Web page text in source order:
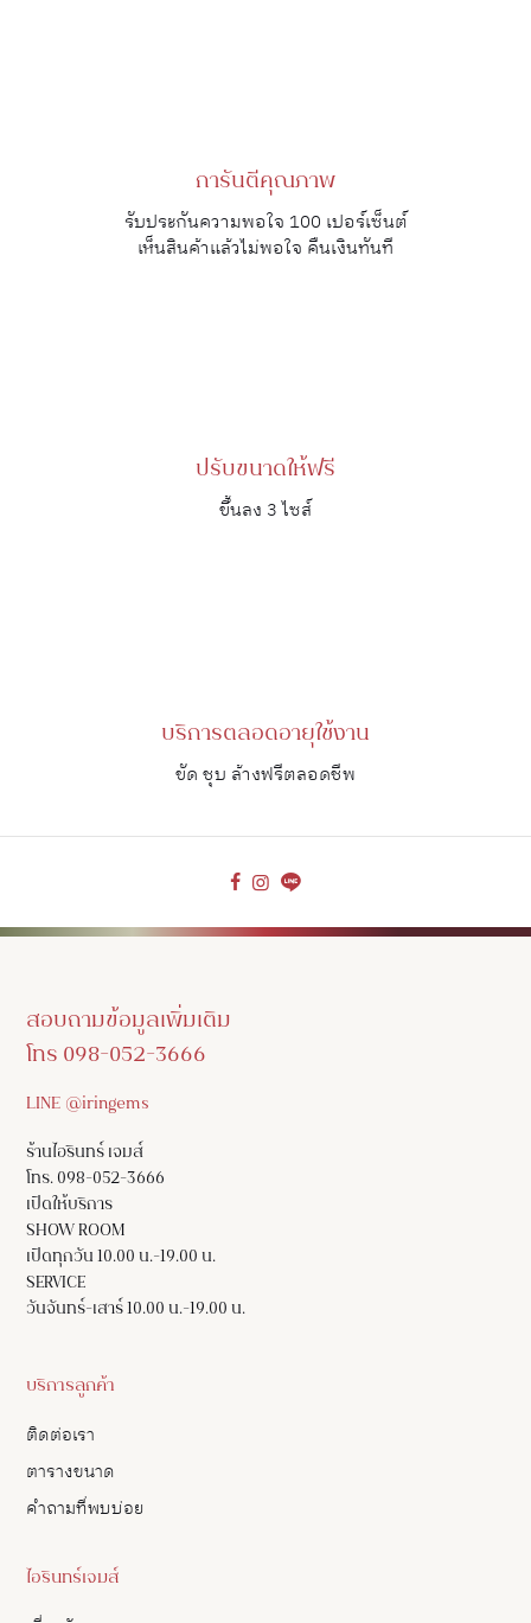
การันตีคุณภาพ
รับประกันความพอใจ 100 เปอร์เซ็นต์
เห็นสินค้าแล้วไม่พอใจ คืนเงินทันที
ปรับขนาดให้ฟรี
ขึ้นลง 3 ไซส์
บริการตลอดอายุใช้งาน
ขัด ชุบ ล้างฟรีตลอดชีพ
สอบถามข้อมูลเพิ่มเติม
โทร 098-052-3666
LINE @iringems
ร้านไอรินทร์ เจมส์
โทร. 098-052-3666
เปิดให้บริการ
SHOW ROOM
เปิดทุกวัน 10.00 น.-19.00 น.
SERVICE
วันจันทร์-เสาร์ 10.00 น.-19.00 น.
บริการลูกค้า
ติดต่อเรา
ตารางขนาด
คำถามที่พบบ่อย
ไอรินทร์เจมส์